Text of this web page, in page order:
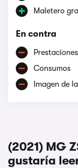
Maletero
En contra
Prestaciones
Consumos
Imagen de
(2021) MG
gustaría